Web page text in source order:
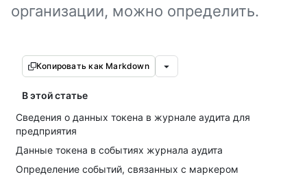
организации, можно определить.
Копировать как Markdown
В этой статье
Сведения о данных токена в журнале аудита для
предприятия
Данные токена в событиях журнала аудита
Определение событий, связанных с маркером